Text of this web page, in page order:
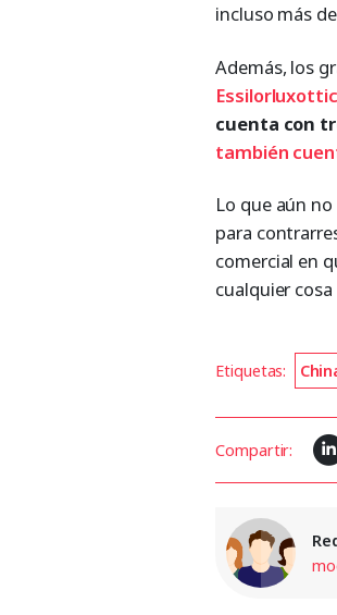
incluso más
Además, los
cuenta con
también
Lo que aún
para
comercial en
cualquier
Etiquetas:
Compartir: